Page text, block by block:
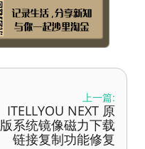
上一篇:
ITELLYOU NEXT 原
版系统镜像磁力下载
链接复制功能修复